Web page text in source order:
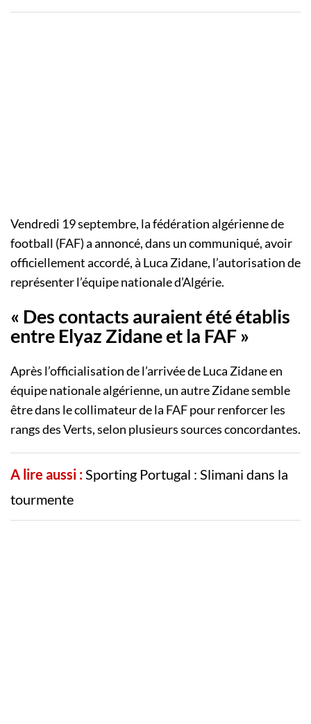
Vendredi 19 septembre, la fédération algérienne de
football (FAF) a annoncé, dans un communiqué, avoir
officiellement accordé, à Luca Zidane, l’autorisation de
représenter l’équipe nationale d’Algérie.
« Des contacts auraient été établis
entre Elyaz Zidane et la FAF »
Après l’officialisation de l’arrivée de Luca Zidane en
équipe nationale algérienne, un autre Zidane semble
être dans le collimateur de la FAF pour renforcer les
rangs des Verts, selon plusieurs sources concordantes.
A lire aussi :Sporting Portugal : Slimani dans la
tourmente